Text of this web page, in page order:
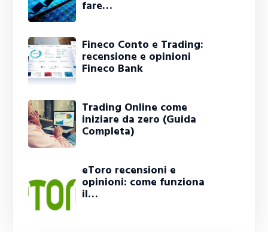
fare…
Fineco Conto e Trading:
recensione e opinioni
Fineco Bank
Trading Online come
iniziare da zero (Guida
Completa)
eToro recensioni e
opinioni: come funziona
il…